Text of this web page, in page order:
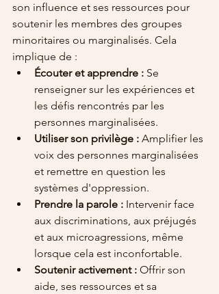
son influence et ses ressources pour
soutenir les membres des groupes
minoritaires ou marginalisés. Cela
implique de :
Écouter et apprendre : Se
renseigner sur les expériences et
les défis rencontrés par les
personnes marginalisées.
Utiliser son privilège : Amplifier les
voix des personnes marginalisées
et remettre en question les
systèmes d'oppression.
Prendre la parole : Intervenir face
aux discriminations, aux préjugés
et aux microagressions, même
lorsque cela est inconfortable.
Soutenir activement : Offrir son
aide, ses ressources et sa